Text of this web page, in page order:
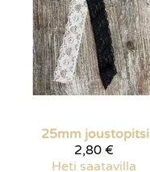
25mm joustopitsi
2,80 €
Heti saatavilla